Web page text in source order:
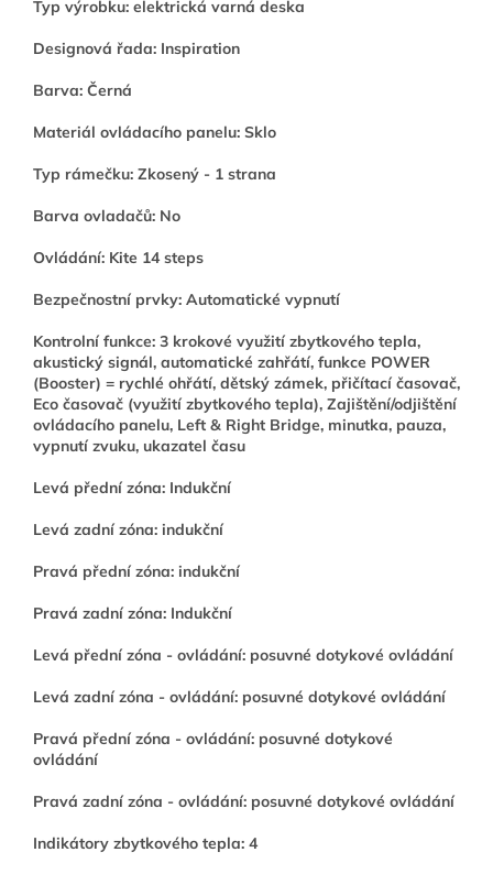
Typ výrobku: elektrická varná deska
Designová řada: Inspiration
Barva: Černá
Materiál ovládacího panelu: Sklo
Typ rámečku: Zkosený - 1 strana
Barva ovladačů: No
Ovládání: Kite 14 steps
Bezpečnostní prvky: Automatické vypnutí
Kontrolní funkce: 3 krokové využití zbytkového tepla,
akustický signál, automatické zahřátí, funkce POWER
(Booster) = rychlé ohřátí, dětský zámek, přičítací časovač,
Eco časovač (využití zbytkového tepla), Zajištění/odjištění
ovládacího panelu, Left & Right Bridge, minutka, pauza,
vypnutí zvuku, ukazatel času
Levá přední zóna: Indukční
Levá zadní zóna: indukční
Pravá přední zóna: indukční
Pravá zadní zóna: Indukční
Levá přední zóna - ovládání: posuvné dotykové ovládání
Levá zadní zóna - ovládání: posuvné dotykové ovládání
Pravá přední zóna - ovládání: posuvné dotykové
ovládání
Pravá zadní zóna - ovládání: posuvné dotykové ovládání
Indikátory zbytkového tepla: 4